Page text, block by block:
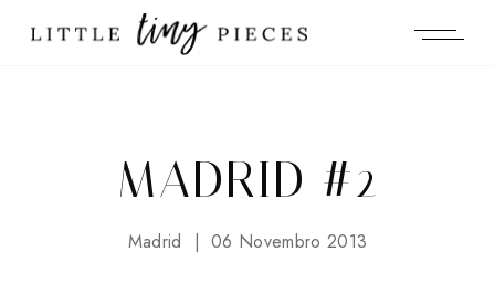
MADRID #2
Madrid 06 Novembro 2013